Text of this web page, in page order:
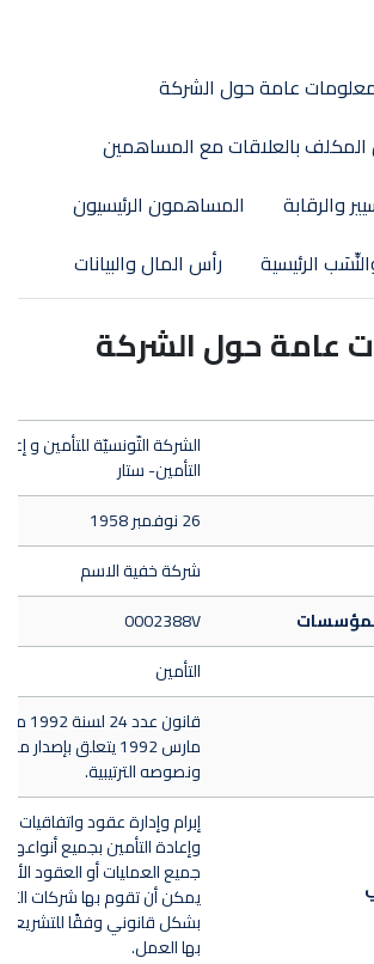
عامة حول الشركة
بالعلاقات مع المساهمين
والرقابة
المساهمون الرئيسيون
الرئيسية
رأس المال والبيانات
الشركة التّونسيّة للتأمين و
التأمين- ستار
26 نوفمبر 1958
شركة خفية الاسم
0002388V
التأمين
مارس 1992 يتعلق بإصدار
ونصوصه الترتيبية.
إبرام وإدارة عقود واتفاقيات
وإعادة التأمين بجميع
جميع العمليات أو العقود
يمكن أن تقوم بها شركات
بشكل قانوني وفقًا
بها العمل.